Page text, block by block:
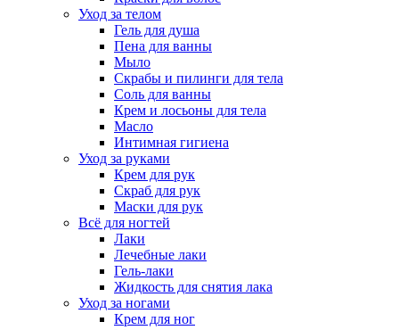
Уход за телом
Гель для душа
Пена для ванны
Мыло
Скрабы и пилинги для тела
Соль для ванны
Крем и лосьоны для тела
Масло
Интимная гигиена
Уход за руками
Крем для рук
Скраб для рук
Маски для рук
Всё для ногтей
Лаки
Лечебные лаки
Гель-лаки
Жидкость для снятия лака
Уход за ногами
Крем для ног